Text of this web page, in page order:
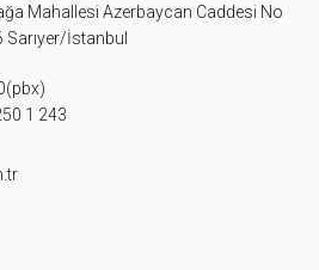
Mahallesi Azerbaycan Caddesi No
İstanbul
(pbx)
1 243